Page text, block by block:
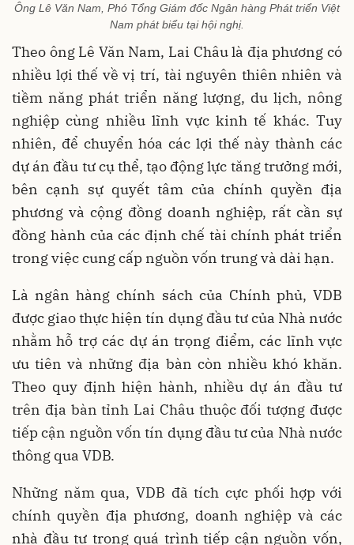
Ông Lê Văn Nam, Phó Tổng Giám đốc Ngân hàng Phát triển Việt
Nam phát biểu tại hội nghị.
Theo ông Lê Văn Nam, Lai Châu là địa phương có
nhiều lợi thế về vị trí, tài nguyên thiên nhiên và
tiềm năng phát triển năng lượng, du lịch, nông
nghiệp cùng nhiều lĩnh vực kinh tế khác. Tuy
nhiên, để chuyển hóa các lợi thế này thành các
dự án đầu tư cụ thể, tạo động lực tăng trưởng mới,
bên cạnh sự quyết tâm của chính quyền địa
phương và cộng đồng doanh nghiệp, rất cần sự
đồng hành của các định chế tài chính phát triển
trong việc cung cấp nguồn vốn trung và dài hạn.
Là ngân hàng chính sách của Chính phủ, VDB
được giao thực hiện tín dụng đầu tư của Nhà nước
nhằm hỗ trợ các dự án trọng điểm, các lĩnh vực
ưu tiên và những địa bàn còn nhiều khó khăn.
Theo quy định hiện hành, nhiều dự án đầu tư
trên địa bàn tỉnh Lai Châu thuộc đối tượng được
tiếp cận nguồn vốn tín dụng đầu tư của Nhà nước
thông qua VDB.
Những năm qua, VDB đã tích cực phối hợp với
chính quyền địa phương, doanh nghiệp và các
nhà đầu tư trong quá trình tiếp cận nguồn vốn,